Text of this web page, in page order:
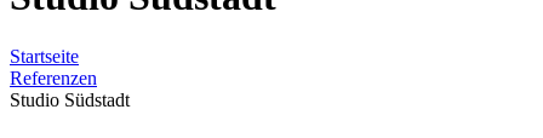
Startseite
Referenzen
Studio Südstadt